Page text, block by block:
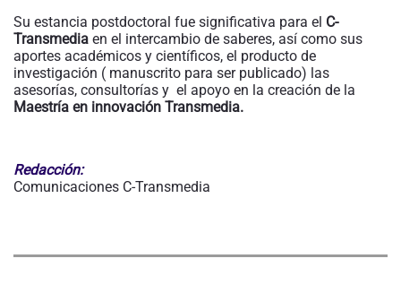
Su estancia postdoctoral fue significativa para el C-
Transmedia en el intercambio de saberes, así como sus
aportes académicos y científicos, el producto de
investigación ( manuscrito para ser publicado) las
asesorías, consultorías y el apoyo en la creación de la
Maestría en innovación Transmedia.
Redacción:
Comunicaciones C-Transmedia